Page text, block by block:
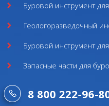
Буровой инструмент
Геологоразведочный
Буровой инструмент
Запасные части для
8 800 222-96-